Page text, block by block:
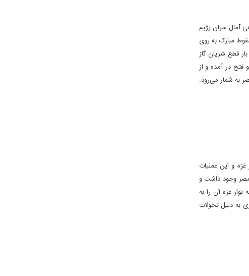
آمال سران رژیم
مبارک به روی
قطع شریان گاز
در آمده و از
راهبرد خارجی مصر به شمار می‌رود.
و این عملیات
مصر وجود داشت و
غزه آن را به
به دلیل تحولات